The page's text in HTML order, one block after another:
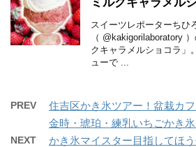
スイーツレポーターちひ
（ @kakigorilaboratory
クキャラメルショコラ」
ューで ...
PREV
住吉区かき氷ツアー！盆栽カ
金時・琥珀・練乳いちごかき
NEXT
かき氷マイスター目指してほ